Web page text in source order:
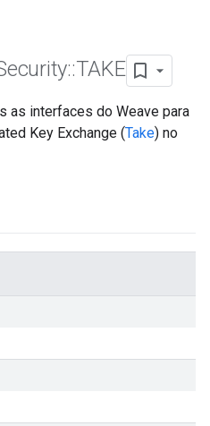
::TAKE
as interfaces do Weave para
Key Exchange (Take) no